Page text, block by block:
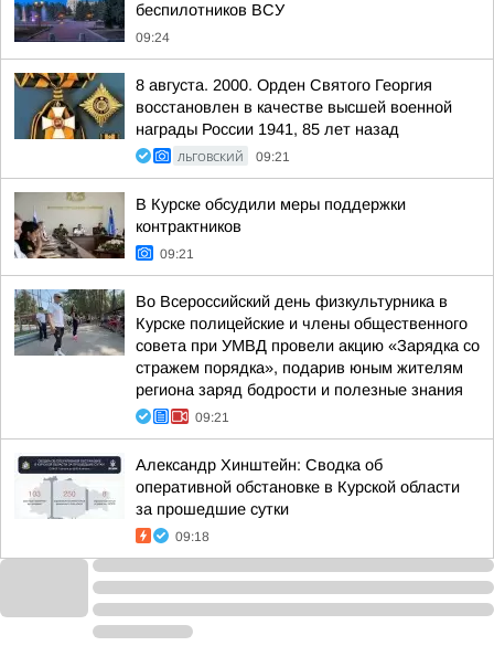
беспилотников ВСУ
09:24
8 августа. 2000. Орден Святого Георгия
восстановлен в качестве высшей военной
награды России 1941, 85 лет назад
ЛЬГОВСКИЙ 09:21
В Курске обсудили меры поддержки
контрактников
09:21
Во Всероссийский день физкультурника в
Курске полицейские и члены общественного
совета при УМВД провели акцию «Зарядка со
стражем порядка», подарив юным жителям
региона заряд бодрости и полезные знания
09:21
Александр Хинштейн: Сводка об
оперативной обстановке в Курской области
за прошедшие сутки
09:18